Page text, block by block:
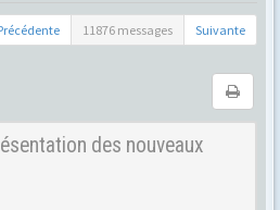
11876 messages Suivante
des nouveaux